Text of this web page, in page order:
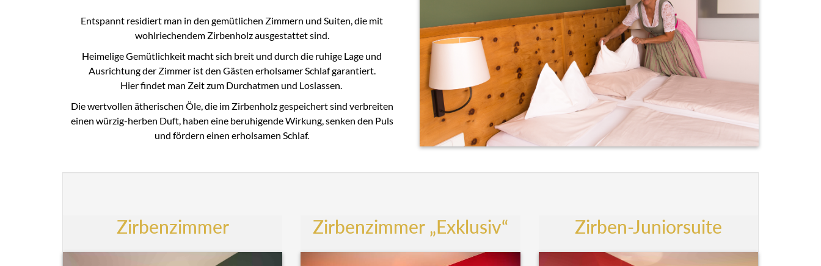
Entspannt residiert man in den gemütlichen Zimmern und Suiten, die mit
wohlriechendem Zirbenholz ausgestattet sind.
Heimelige Gemütlichkeit macht sich breit und durch die ruhige Lage und
Ausrichtung der Zimmer ist den Gästen erholsamer Schlaf garantiert.
Hier findet man Zeit zum Durchatmen und Loslassen.
Die wertvollen ätherischen Öle, die im Zirbenholz gespeichert sind verbreiten
einen würzig-herben Duft, haben eine beruhigende Wirkung, senken den Puls
und fördern einen erholsamen Schlaf.
Zirbenzimmer Zirbenzimmer „Exklusiv“ Zirben-Juniorsuite